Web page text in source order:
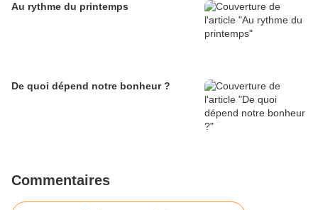
Au rythme du printemps
De quoi dépend notre bonheur ?
Commentaires